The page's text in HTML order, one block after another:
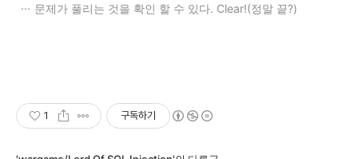
문제가 풀리는 것을 확인 할 수 있다. Clear! (정말 끝?)
1 구독하기